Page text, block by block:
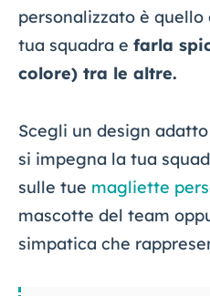
personalizzato è
tua squadra e farla
colore) tra le altre.
Scegli un design
si impegna la tua
sulle tue magliette
mascotte del team
simpatica che